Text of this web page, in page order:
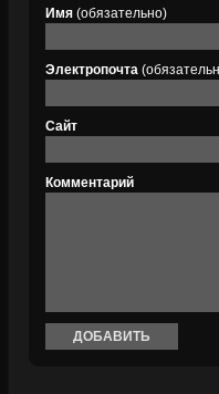
Имя (обязательно)
Электропочта
Сайт
Комментарий